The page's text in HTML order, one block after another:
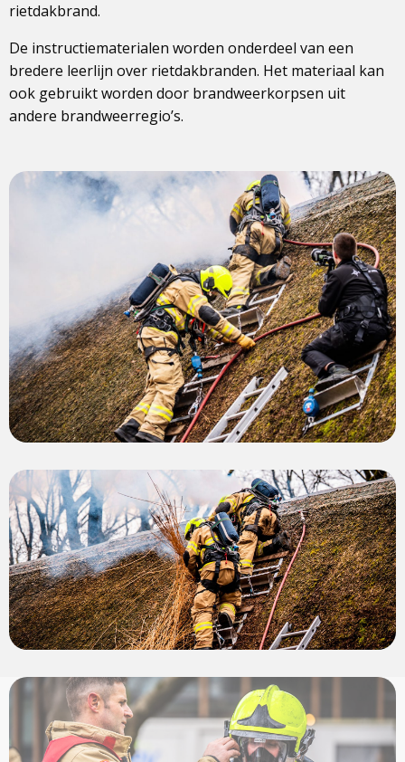
rietdakbrand.
De instructiematerialen worden onderdeel van een
bredere leerlijn over rietdakbranden. Het materiaal kan
ook gebruikt worden door brandweerkorpsen uit
andere brandweerregio’s.
View
View
photo
View